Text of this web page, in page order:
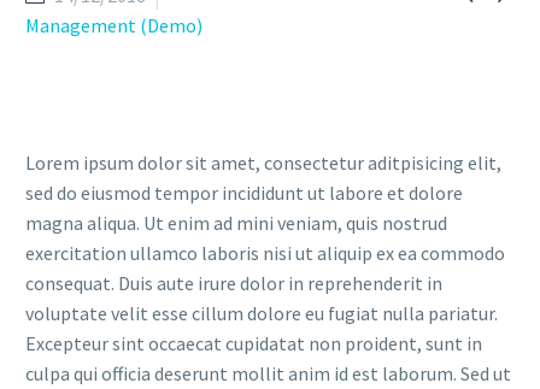
Management (Demo)
Lorem ipsum dolor sit amet, consectetur aditpisicing elit,
sed do eiusmod tempor incididunt ut labore et dolore
magna aliqua. Ut enim ad mini veniam, quis nostrud
exercitation ullamco laboris nisi ut aliquip ex ea commodo
consequat. Duis aute irure dolor in reprehenderit in
voluptate velit esse cillum dolore eu fugiat nulla pariatur.
Excepteur sint occaecat cupidatat non proident, sunt in
culpa qui officia deserunt mollit anim id est laborum. Sed ut